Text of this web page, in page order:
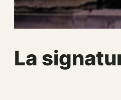
La